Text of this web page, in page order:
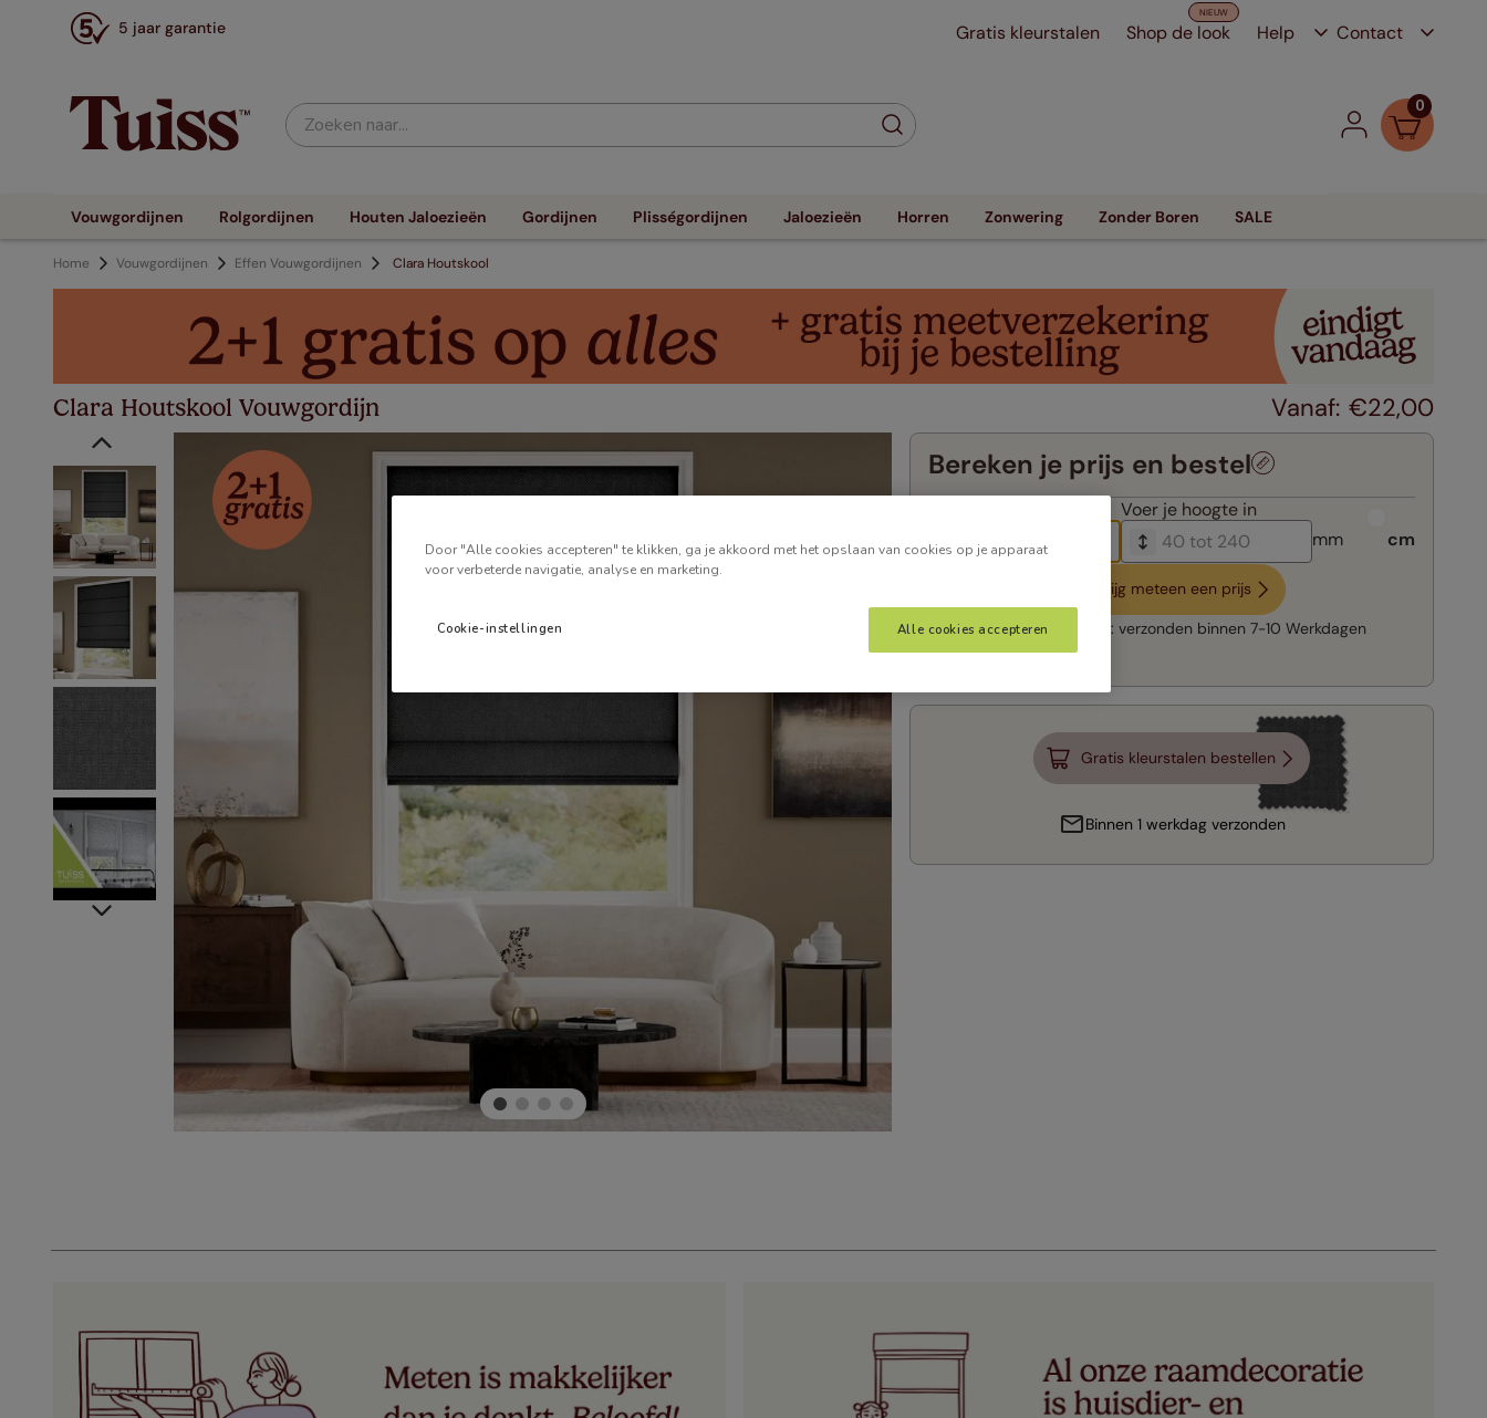
5 jaar garantie Gratis kleurstalen Shop de look Help Contact
Zoeken naar... 0
Vouwgordijnen Rolgordijnen Houten Jaloezieën Gordijnen Plisségordijnen Jaloezieën Horren Zonwering Zonder Boren SALE
Home Vouwgordijnen Effen Vouwgordijnen Clara Houtskool
Clara Houtskool Vouwgordijn €22,00
Bereken je prijs en bestel
Voer je hoogte in
mm
cm
Krijg meteen een prijs
Snelle levering: verzonden binnen 7-10 Werkdagen
Gratis kleurstalen bestellen
Binnen 1 werkdag verzonden
Door "Alle cookies accepteren" te klikken, ga je akkoord met het opslaan van cookies op je apparaat
voor verbeterde navigatie, analyse en marketing.
Cookie-instellingen Alle cookies accepteren